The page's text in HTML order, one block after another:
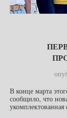
В конце марта
сообщило, что